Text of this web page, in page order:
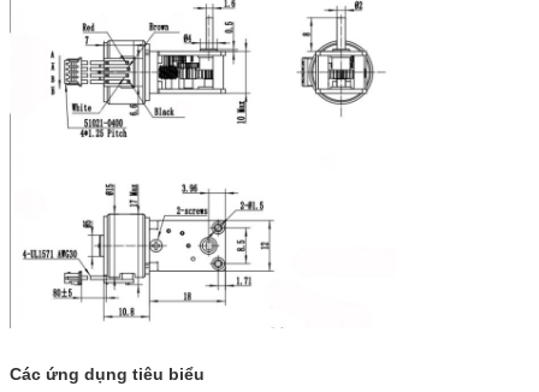
Các ứng dụng tiêu biểu